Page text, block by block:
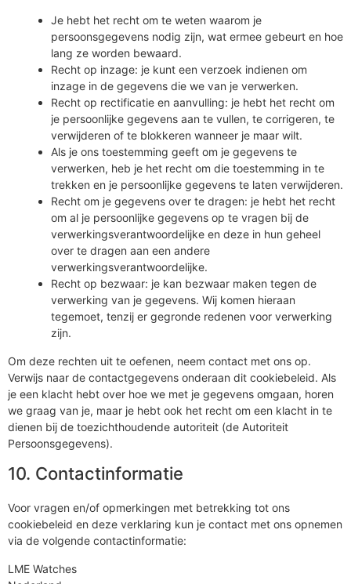
Je hebt het recht om te weten waarom je
persoonsgegevens nodig zijn, wat ermee gebeurt en hoe
lang ze worden bewaard.
Recht op inzage: je kunt een verzoek indienen om
inzage in de gegevens die we van je verwerken.
Recht op rectificatie en aanvulling: je hebt het recht om
je persoonlijke gegevens aan te vullen, te corrigeren, te
verwijderen of te blokkeren wanneer je maar wilt.
Als je ons toestemming geeft om je gegevens te
verwerken, heb je het recht om die toestemming in te
trekken en je persoonlijke gegevens te laten verwijderen.
Recht om je gegevens over te dragen: je hebt het recht
om al je persoonlijke gegevens op te vragen bij de
verwerkingsverantwoordelijke en deze in hun geheel
over te dragen aan een andere
verwerkingsverantwoordelijke.
Recht op bezwaar: je kan bezwaar maken tegen de
verwerking van je gegevens. Wij komen hieraan
tegemoet, tenzij er gegronde redenen voor verwerking
zijn.
Om deze rechten uit te oefenen, neem contact met ons op.
Verwijs naar de contactgegevens onderaan dit cookiebeleid. Als
je een klacht hebt over hoe we met je gegevens omgaan, horen
we graag van je, maar je hebt ook het recht om een klacht in te
dienen bij de toezichthoudende autoriteit (de Autoriteit
Persoonsgegevens).
10. Contactinformatie
Voor vragen en/of opmerkingen met betrekking tot ons
cookiebeleid en deze verklaring kun je contact met ons opnemen
via de volgende contactinformatie:
LME Watches